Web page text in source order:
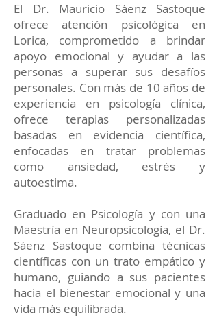
El Dr. Mauricio Sáenz Sastoque
ofrece atención psicológica en
Lorica, comprometido a brindar
apoyo emocional y ayudar a las
personas a superar sus desafíos
personales. Con más de 10 años de
experiencia en psicología clínica,
ofrece terapias personalizadas
basadas en evidencia científica,
enfocadas en tratar problemas
como ansiedad, estrés y
autoestima.
Graduado en Psicología y con una
Maestría en Neuropsicología, el Dr.
Sáenz Sastoque combina técnicas
científicas con un trato empático y
humano, guiando a sus pacientes
hacia el bienestar emocional y una
vida más equilibrada.